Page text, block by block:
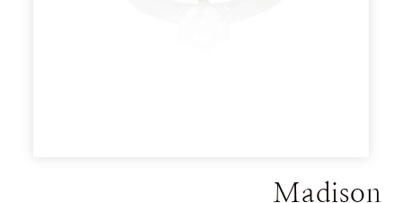
Madison